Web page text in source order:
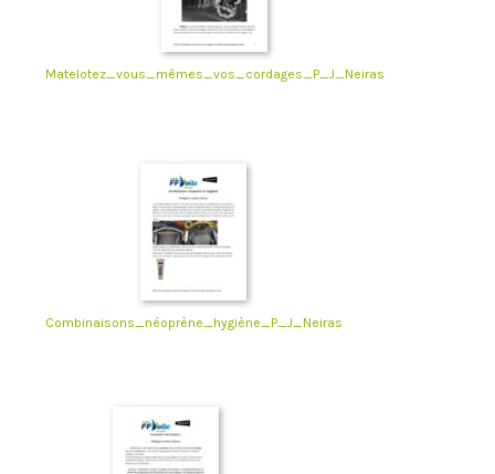
Matelotez_vous_mêmes_vos_cordages_P_J_Neiras
Combinaisons_néoprène_hygiène_P_J_Neiras